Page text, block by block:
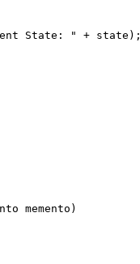
State: "
+ state);
memento)